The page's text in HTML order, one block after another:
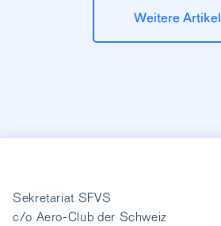
Weitere Artikel
Sekretariat SFVS
c/o Aero-Club der Schweiz